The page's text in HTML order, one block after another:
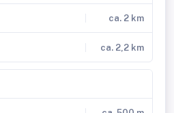
ca. 2 km
ca. 2,2 km